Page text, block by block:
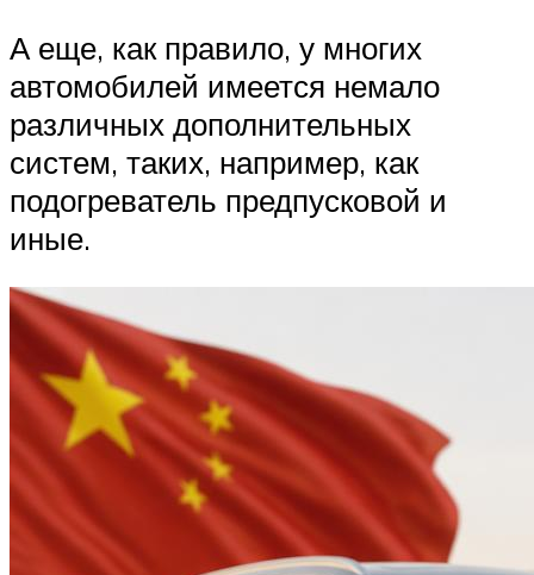
А еще, как правило, у многих
автомобилей имеется немало
различных дополнительных
систем, таких, например, как
подогреватель предпусковой и
иные.